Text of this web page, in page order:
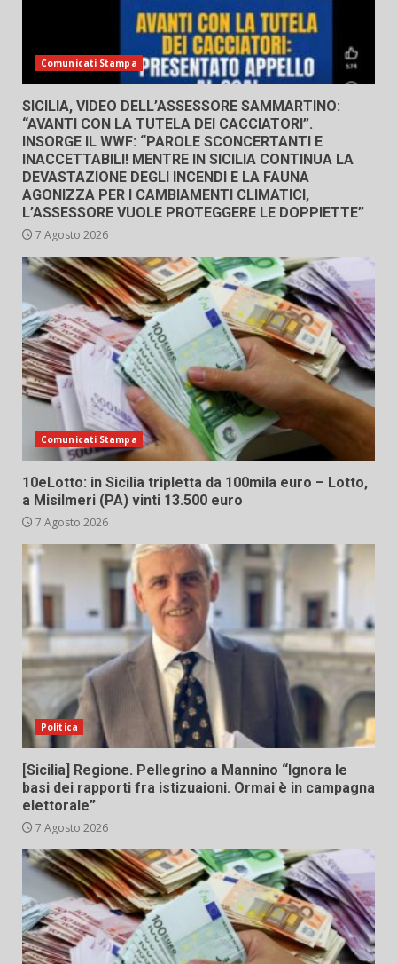
Comunicati Stampa
SICILIA, VIDEO DELL’ASSESSORE SAMMARTINO:
“AVANTI CON LA TUTELA DEI CACCIATORI”.
INSORGE IL WWF: “PAROLE SCONCERTANTI E
INACCETTABILI! MENTRE IN SICILIA CONTINUA LA
DEVASTAZIONE DEGLI INCENDI E LA FAUNA
AGONIZZA PER I CAMBIAMENTI CLIMATICI,
L’ASSESSORE VUOLE PROTEGGERE LE DOPPIETTE”
7 Agosto 2026
Comunicati Stampa
10eLotto: in Sicilia tripletta da 100mila euro – Lotto,
a Misilmeri (PA) vinti 13.500 euro
7 Agosto 2026
Politica
[Sicilia] Regione. Pellegrino a Mannino “Ignora le
basi dei rapporti fra istizuaioni. Ormai è in campagna
elettorale”
7 Agosto 2026